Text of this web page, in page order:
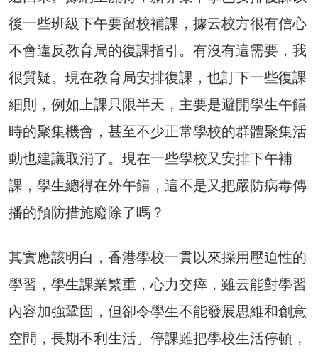
後一些班級下午要留校補課，據云校方很有信心
不會違反教育局的復課指引。有沒有這需要，我
很質疑。現在教育局安排復課，也訂下一些復課
細則，例如上課只限半天，主要是避開學生午饍
時的聚集機會，甚至不少正常學校的群體聚集活
動也建議取消了。現在一些學校又安排下午補
課，學生總得在外午饍，這不是又把嚴防病毒傳
播的預防措施廢除了嗎？
其實應該明白，香港學校一貫以來採用壓迫性的
學習，學生課業繁重，心力交瘁，雖云能對學習
內容加強鞏固，但卻令學生不能發展思維和創意
空間，長期不利生活。停課雖把學校生活停頓，